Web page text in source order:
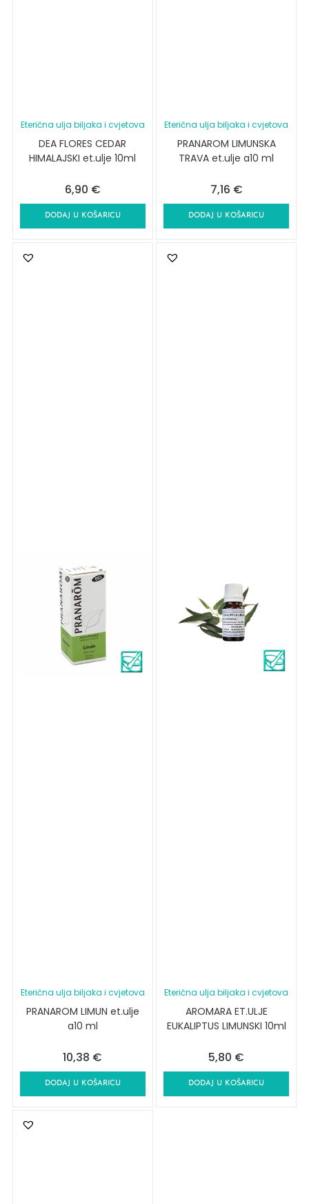
Eterična ulja biljaka i cvjetova
DEA FLORES CEDAR
HIMALAJSKI et.ulje 10ml
6,90 €
DODAJ U KOŠARICU
Eterična ulja biljaka i cvjetova
PRANAROM LIMUNSKA
TRAVA et.ulje a10 ml
7,16 €
DODAJ U KOŠARICU
Eterična ulja biljaka i cvjetova
PRANAROM LIMUN et.ulje
a10 ml
10,38 €
DODAJ U KOŠARICU
Eterična ulja biljaka i cvjetova
AROMARA ET.ULJE
EUKALIPTUS LIMUNSKI 10ml
5,80 €
DODAJ U KOŠARICU